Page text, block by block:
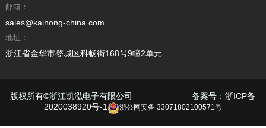
邮箱：
sales@kaihong-china.com
地址：
浙江省金华市婺城区科畅街168号9幢2单元
版权所有©浙江凯泓电子有限公司 备案号：浙ICP备
2020038920号-1
浙公网安备 33071802100571号